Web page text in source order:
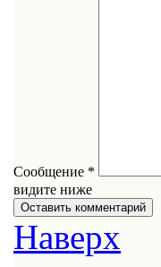
Сообщение *
видите ниже
Наверх